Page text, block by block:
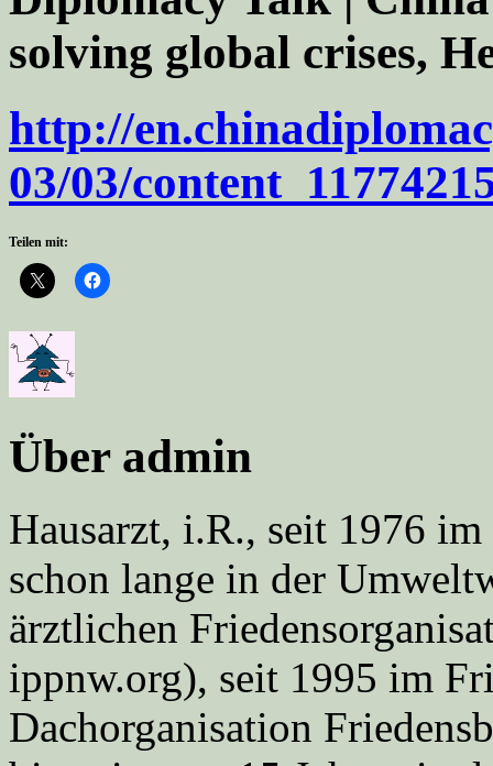
solving global crises,
http://
03/03/
Teilen mit:
Über admin
Hausarzt, i.R., seit 1976
schon lange in der
ärztlichen
ippnw.org), seit 1995 im
Dachorganisation